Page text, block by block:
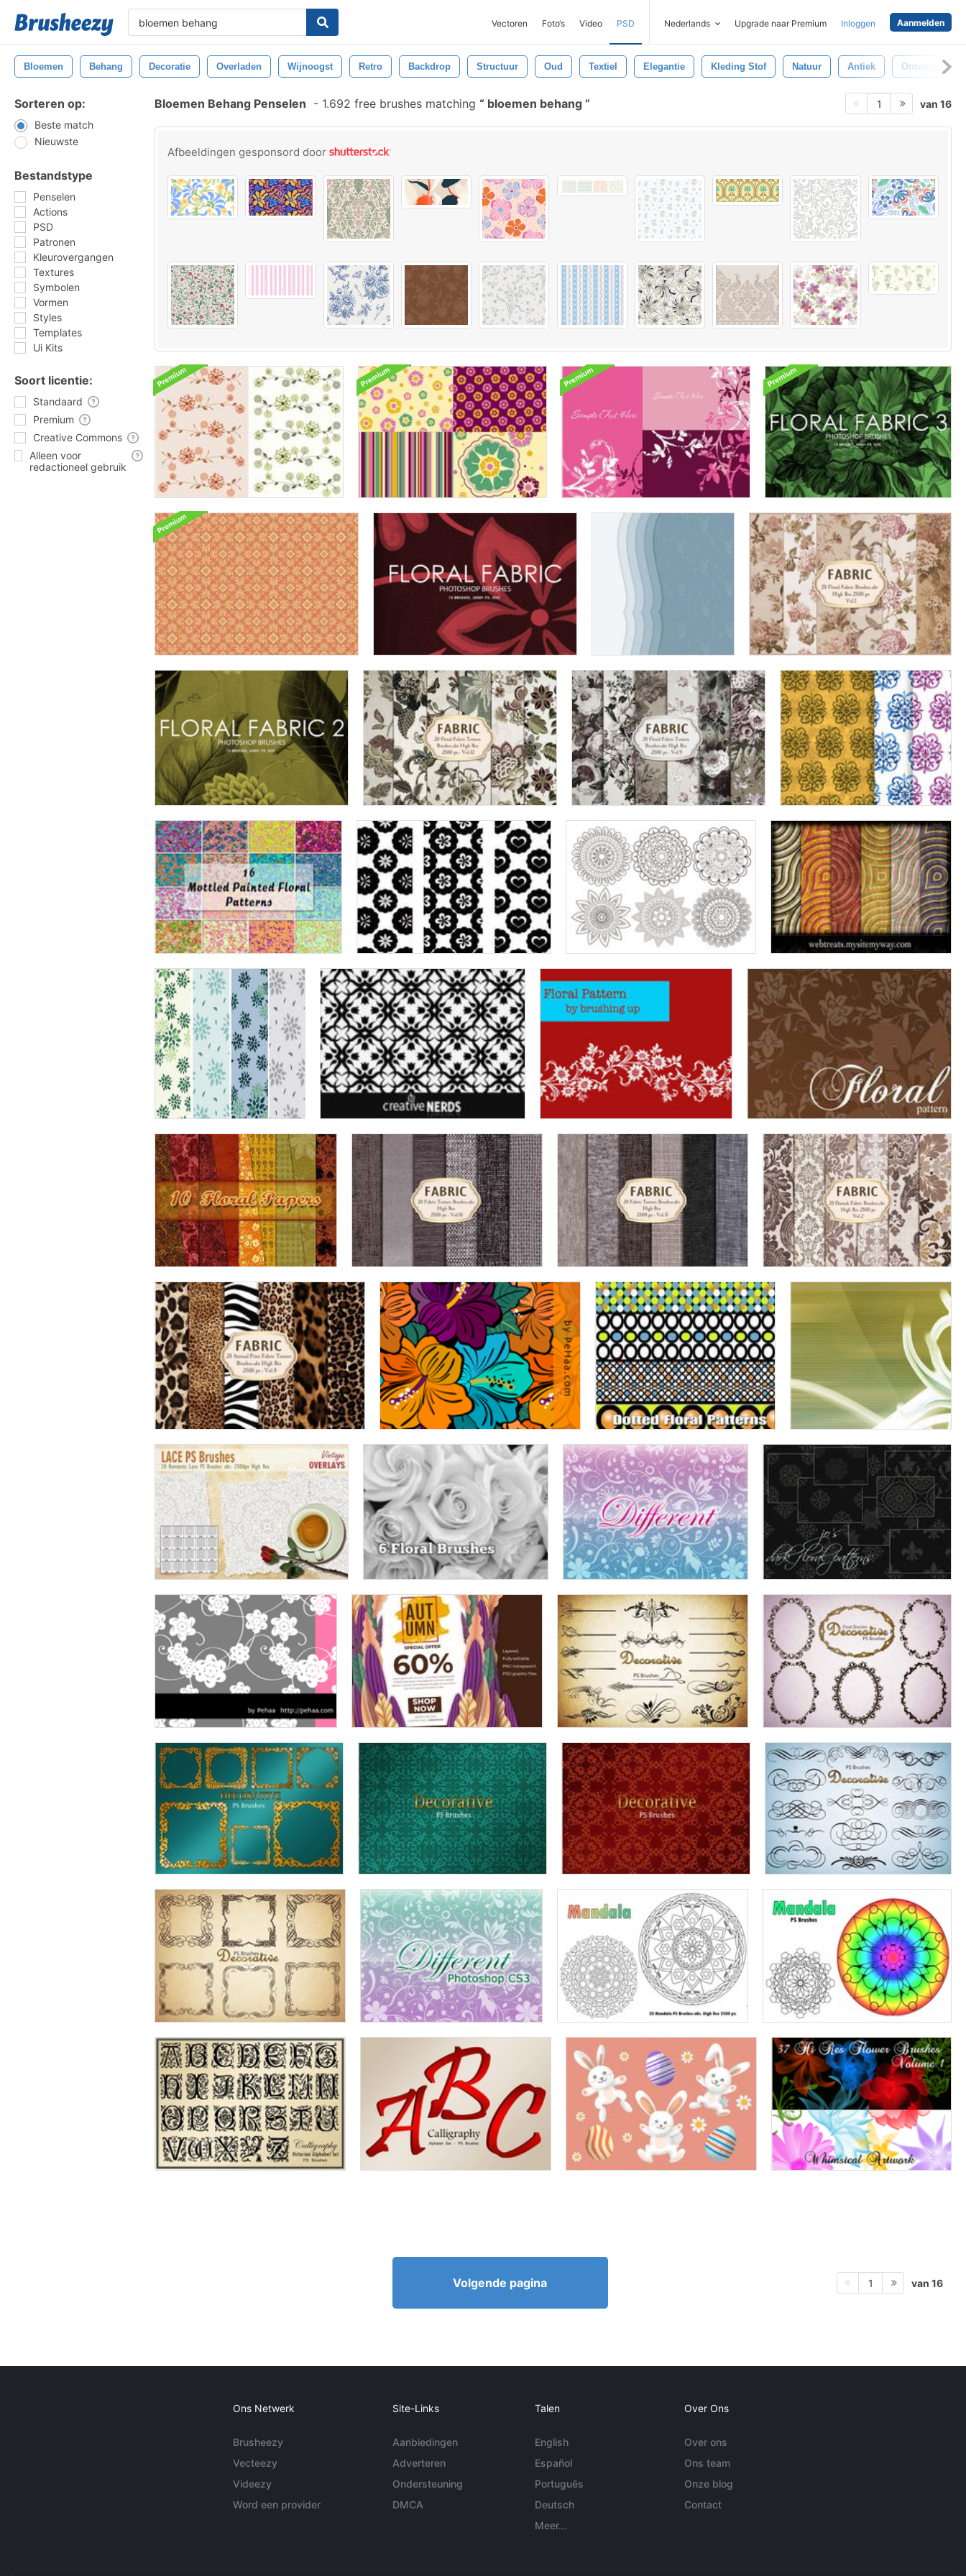
Vectoren Foto‘s Video PSD Nederlands Upgrade naar Premium Inloggen Aanmelden
Bloemen Behang Decoratie Overladen Wijnoogst Retro Backdrop Structuur Oud Textiel Elegantie Kleding Stof Natuur Antiek Ontwerp
Sorteren op:
Beste match
Nieuwste
Bestandstype
Penselen
Actions
PSD
Patronen
Kleurovergangen
Textures
Symbolen
Vormen
Styles
Templates
Ui Kits
Soort licentie:
Standaard
Premium
Creative Commons
Alleen voor
redactioneel gebruik
Bloemen Behang Penselen - 1.692 free brushes matching bloemen behang 1 van 16
Afbeeldingen gesponsord door
Volgende pagina 1 van 16
Ons Netwerk
Brusheezy
Vecteezy
Videezy
Word een provider
Site-Links
Aanbiedingen
Adverteren
Ondersteuning
DMCA
Talen
English
Español
Português
Deutsch
Meer...
Over Ons
Over ons
Ons team
Onze blog
Contact